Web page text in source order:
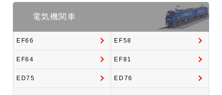
電気機関車
EF66 EF58
EF64 EF81
ED75 ED76